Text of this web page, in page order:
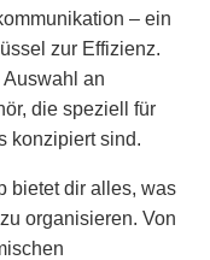
– ein
zur Effizienz.
an
die speziell für
konzipiert sind.
bietet dir alles, was
organisieren. Von